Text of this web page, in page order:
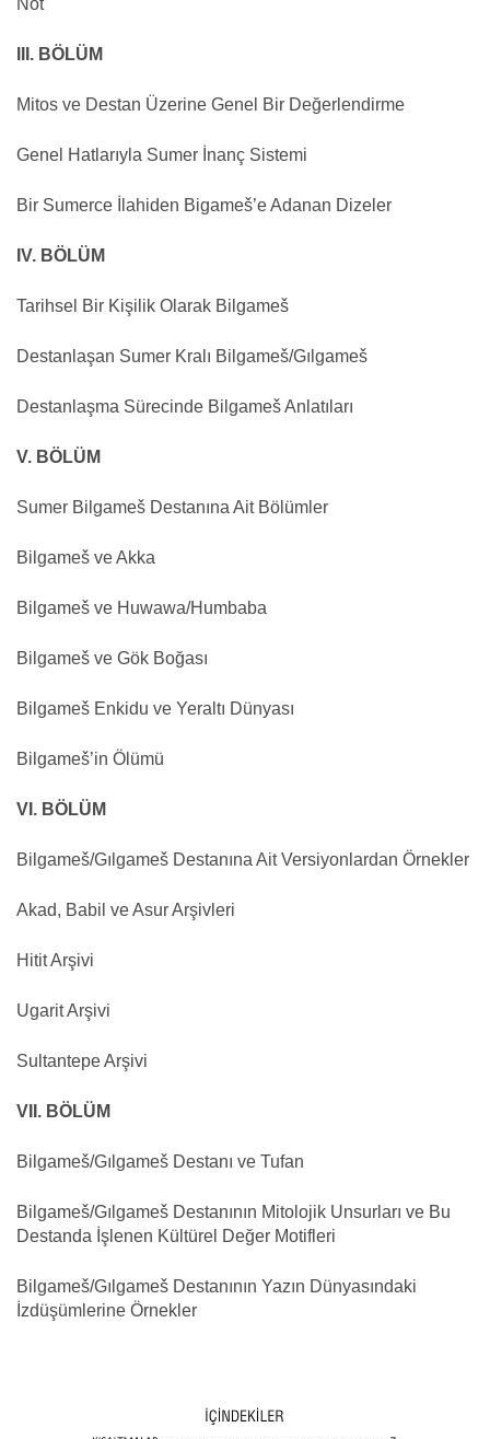
Not
III. BÖLÜM
Mitos ve Destan Üzerine Genel Bir Değerlendirme
Genel Hatlarıyla Sumer İnanç Sistemi
Bir Sumerce İlahiden Bigameš’e Adanan Dizeler
IV. BÖLÜM
Tarihsel Bir Kişilik Olarak Bilgameš
Destanlaşan Sumer Kralı Bilgameš/Gılgameš
Destanlaşma Sürecinde Bilgameš Anlatıları
V. BÖLÜM
Sumer Bilgameš Destanına Ait Bölümler
Bilgameš ve Akka
Bilgameš ve Huwawa/Humbaba
Bilgameš ve Gök Boğası
Bilgameš Enkidu ve Yeraltı Dünyası
Bilgameš’in Ölümü
VI. BÖLÜM
Bilgameš/Gılgameš Destanına Ait Versiyonlardan Örnekler
Akad, Babil ve Asur Arşivleri
Hitit Arşivi
Ugarit Arşivi
Sultantepe Arşivi
VII. BÖLÜM
Bilgameš/Gılgameš Destanı ve Tufan
Bilgameš/Gılgameš Destanının Mitolojik Unsurları ve Bu
Destanda İşlenen Kültürel Değer Motifleri
Bilgameš/Gılgameš Destanının Yazın Dünyasındaki
İzdüşümlerine Örnekler